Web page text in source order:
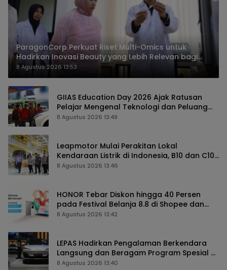
ParagonCorp Perkuat Riset Multi-Omics untuk
Hadirkan Inovasi Beauty yang Lebih Relevan bagi
Masyarakat Indonesia
8 Agustus 2026 13:53
GIIAS Education Day 2026 Ajak Ratusan
Pelajar Mengenal Teknologi dan Peluang
Karier Industri Otomotif
8 Agustus 2026 13:49
Leapmotor Mulai Perakitan Lokal
Kendaraan Listrik di Indonesia, B10 dan C10
Jadi Model Perdana
8 Agustus 2026 13:46
HONOR Tebar Diskon hingga 40 Persen
pada Festival Belanja 8.8 di Shopee dan
TikTok Shop
8 Agustus 2026 13:42
LEPAS Hadirkan Pengalaman Berkendara
Langsung dan Beragam Program Spesial di
GIIAS 2026
8 Agustus 2026 13:40